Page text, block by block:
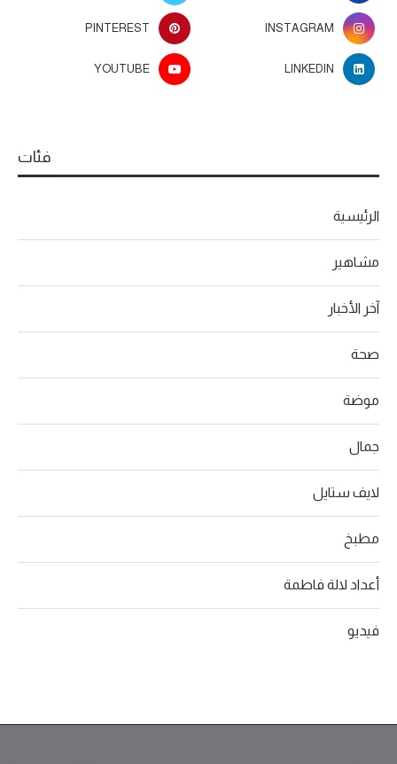
INSTAGRAM
PINTEREST
LINKEDIN
YOUTUBE
فئات
الرئيسية
مشاهير
آخر الأخبار
صحة
موضة
جمال
لايف ستايل
مطبخ
أعداد لالة فاطمة
فيديو